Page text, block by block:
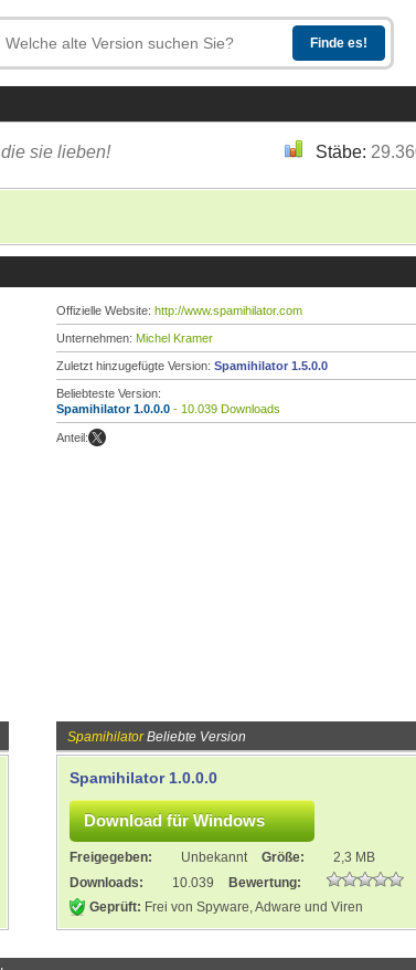
sie lieben! Stäbe:
Offizielle Website: http://www.spamihilator.com
Unternehmen: Michel Kramer
Zuletzt hinzugefügte Version: Spamihilator 1.5.0.0
Beliebteste Version:
Spamihilator 1.0.0.0 - 10.039 Downloads
Anteil:
SpamihilatorBeliebte Version
Spamihilator 1.0.0.0
Freigegeben: Unbekannt Größe:
2,3 MB
Downloads:
10.039
Bewertung:
Geprüft: Frei von Spyware, Adware und Viren